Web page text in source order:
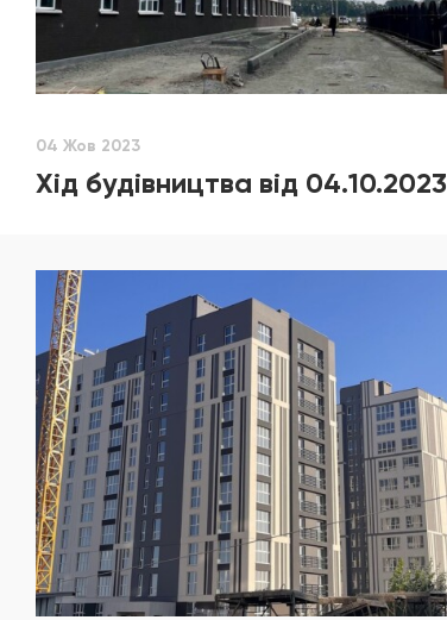
04 Жов 2023
Хід будівництва від 04.10.2023